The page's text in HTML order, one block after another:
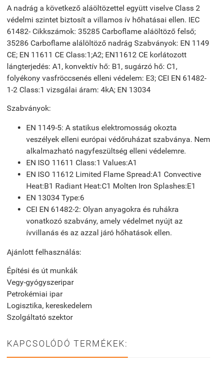
A nadrág a következő aláöltözettel együtt viselve Class 2
védelmi szintet biztosít a villamos ív hőhatásai ellen. IEC
61482- Cikkszámok: 35285 Carboflame aláöltöző felső;
35286 Carboflame alálöltöző nadrág Szabványok: EN 1149
CE; EN 11611 CE Class:1;A2; EN11612 CE korlátozott
lángterjedés: A1, konvektív hő: B1, sugárzó hő: C1,
folyékony vasfröccsenés elleni védelem: E3; CEI EN 61482-
1-2 Class:1 vizsgálai áram: 4kA; EN 13034
Szabványok:
EN 1149-5: A statikus elektromosság okozta
veszélyek elleni európai védőruházat szabványa. Nem
alkalmazható nagyfeszültség elleni védelemre.
EN ISO 11611 Class:1 Values:A1
EN ISO 11612 Limited Flame Spread:A1 Convective
Heat:B1 Radiant Heat:C1 Molten Iron Splashes:E1
EN 13034 Type:6
CEI EN 61482-2: Olyan anyagokra és ruhákra
vonatkozó szabvány, amely védelmet nyújt az
ívvillanás és az azzal járó hőhatások ellen.
Ajánlott felhasználás:
Építési és út munkák
Vegy-gyógyszeripar
Petrokémiai ipar
Logisztika, kereskedelem
Szolgáltató szektor
KAPCSOLÓDÓ TERMÉKEK: